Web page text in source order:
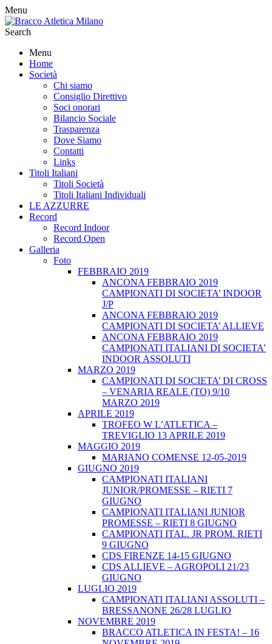
Menu
Search
Menu
Home
Società
Chi siamo
Consiglio Direttivo
Soci onorari
Bilancio Sociale
Trasparenza
Dove Siamo
Contatti
Links
Titoli Italiani
Titoli Società
Titoli Italiani Individuali
LE AZZURRE
Record
Record Indoor
Record Open
Galleria
Foto
FEBBRAIO 2019
ANCONA FEBBRAIO 2019
CAMPIONATI DI SOCIETA’ INDOOR
J/P
ANCONA FEBBRAIO 2019
CAMPIONATI DI SOCIETA’ ALLIEVE
ANCONA FEBBRAIO 2019
CAMPIONATI ITALIANI DI SOCIETA’
INDOOR ASSOLUTI
MARZO 2019
CAMPIONATI DI SOCIETA’ DI CROSS
– VENARIA REALE (TO) 9/10
MARZO 2019
APRILE 2019
TROFEO W L’ATLETICA –
TREVIGLIO 13 APRILE 2019
MAGGIO 2019
MARIANO COMENSE 12-05-2019
GIUGNO 2019
CAMPIONATI ITALIANI
JUNIOR/PROMESSE – RIETI 7
GIUGNO
CAMPIONATI ITALIANI JUNIOR
PROMESSE – RIETI 8 GIUGNO
CAMPIONATI ITAL. JR PROM. RIETI
9 GIUGNO
CDS FIRENZE 14-15 GIUGNO
CDS ALLIEVE – AGROPOLI 21/23
GIUGNO
LUGLIO 2019
CAMPIONATI ITALIANI ASSOLUTI –
BRESSANONE 26/28 LUGLIO
NOVEMBRE 2019
BRACCO ATLETICA IN FESTA! – 16